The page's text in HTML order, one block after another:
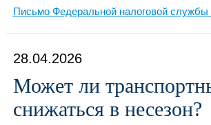
Письмо Федеральной налоговой
28.04.2026
Может ли
снижаться в несезон?